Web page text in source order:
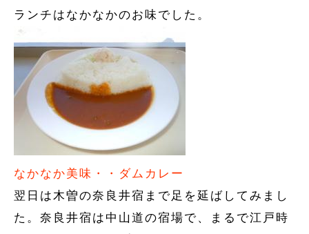
ランチはなかなかのお味でした。
なかなか美味・・ダムカレー
翌日は木曽の奈良井宿まで足を延ばしてみまし
た。奈良井宿は中山道の宿場で、まるで江戸時